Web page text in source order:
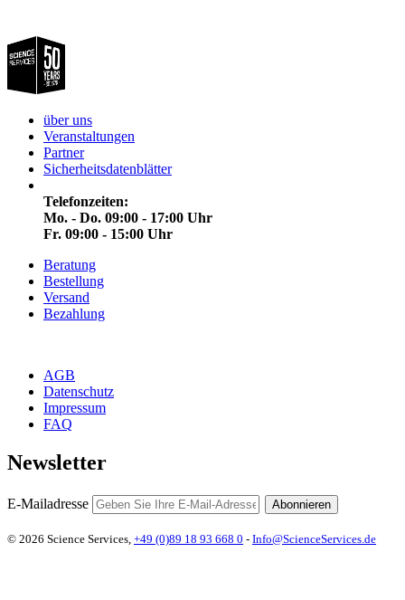
über uns
Veranstaltungen
Partner
Sicherheitsdatenblätter
Telefonzeiten:
Mo. - Do. 09:00 - 17:00 Uhr
Fr. 09:00 - 15:00 Uhr
Beratung
Bestellung
Versand
Bezahlung
AGB
Datenschutz
Impressum
FAQ
Newsletter
E-Mailadresse Abonnieren
© 2026 Science Services, +49 (0)89 18 93 668 0 - Info@ScienceServices.de